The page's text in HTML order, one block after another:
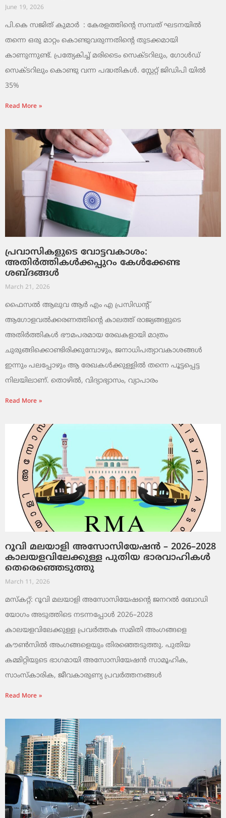
June 19, 2026
പി.കെ സജിത് കുമാര്‍ : കേരളത്തിന്റെ സമ്പത് ഘടനയിൽ
തന്നെ ഒരു മാറ്റം കൊണ്ടുവരുന്നതിന്റെ തുടക്കമായി
കാണുന്നുണ്ട്. പ്രത്യേകിച്ച് മരിടൈം സെക്ടറിലും, ഗോൾഡ്
സെക്ടറിലും കൊണ്ടു വന്ന പദ്ധതികൾ. സ്റ്റേറ്റ് ജിഡിപി യിൽ
35%
Read More »
പ്രവാസികളുടെ വോട്ടവകാശം:
അതിർത്തികൾക്കപ്പുറം കേൾക്കേണ്ട
ശബ്ദങ്ങൾ
March 21, 2026
ഫൈസൽ ആലുവ ആർ എം എ പ്രസിഡന്റ്
ആഗോളവൽക്കരണത്തിന്റെ കാലത്ത് രാജ്യങ്ങളുടെ
അതിർത്തികൾ ഭൗമപരമായ രേഖകളായി മാത്രം
ചുരുങ്ങിക്കൊണ്ടിരിക്കുമ്പോഴും, ജനാധിപത്യാവകാശങ്ങൾ
ഇന്നും പലപ്പോഴും ആ രേഖകൾക്കുള്ളിൽ തന്നെ പൂട്ടപ്പെട്ട
നിലയിലാണ്. തൊഴിൽ, വിദ്യാഭ്യാസം, വ്യാപാരം
Read More »
റൂവി മലയാളി അസോസിയേഷൻ – 2026–2028
കാലയളവിലേക്കുള്ള പുതിയ ഭാരവാഹികൾ
തെരെഞ്ഞെടുത്തു
March 11, 2026
മസ്കറ്റ്: റൂവി മലയാളി അസോസിയേഷന്റെ ജനറൽ ബോഡി
യോഗം അടുത്തിടെ നടന്നപ്പോൾ 2026–2028
കാലയളവിലേക്കുള്ള പ്രവർത്തക സമിതി അംഗങ്ങളെ
കൗൺസിൽ അംഗങ്ങളെയും തിരഞ്ഞെടുത്തു. പുതിയ
കമ്മിറ്റിയുടെ ഭാഗമായി അസോസിയേഷൻ സാമൂഹിക,
സാംസ്‌കാരിക, ജീവകാരുണ്യ പ്രവർത്തനങ്ങൾ
Read More »